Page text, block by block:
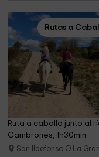
Rutas a
Ruta a caballo junto al
Cambrones, 1h30min
San Ildefonso O La